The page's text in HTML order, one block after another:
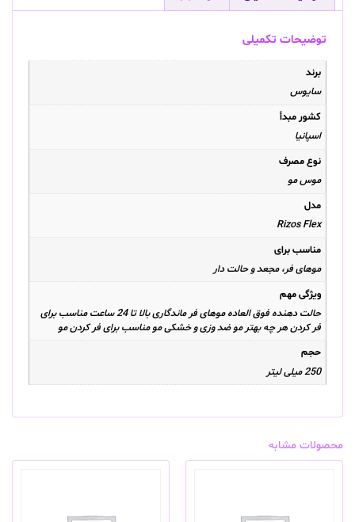
توضیحات تکمیلی
برند
سایوس
کشور مبدأ
اسپانیا
نوع مصرف
موس مو
مدل
Rizos Flex
مناسب برای
موهای فر، مجعد و حالت دار
ویژگی مهم
حالت دهنده فوق العاده موهای فر ماندگاری بالا تا 24 ساعت مناسب برای
فر کردن هر چه بهتر مو ضد وزی و خشکی مو مناسب برای فر کردن مو
حجم
250 میلی لیتر
محصولات مشابه